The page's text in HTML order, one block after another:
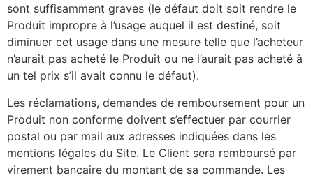
sont suffisamment graves (le défaut doit soit rendre le
Produit impropre à l’usage auquel il est destiné, soit
diminuer cet usage dans une mesure telle que l’acheteur
n’aurait pas acheté le Produit ou ne l’aurait pas acheté à
un tel prix s’il avait connu le défaut).
Les réclamations, demandes de remboursement pour un
Produit non conforme doivent s’effectuer par courrier
postal ou par mail aux adresses indiquées dans les
mentions légales du Site. Le Client sera remboursé par
virement bancaire du montant de sa commande. Les